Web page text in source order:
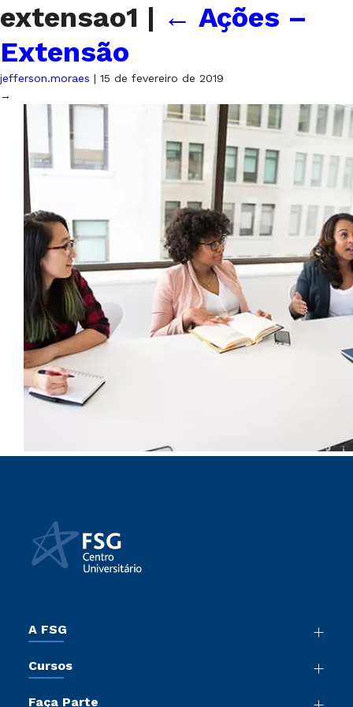
extensao1 | ← Ações –
Extensão
jefferson.moraes | 15 de fevereiro de 2019
→
A FSG
Sala de Imprensa
Cursos
Faça Parte